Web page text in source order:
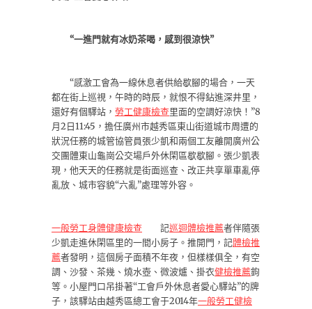
“一進門就有冰奶茶喝，感到很涼快”
“感激工會為一線休息者供給歇腳的場合，一天
都在街上巡視，午時的時辰，就恨不得鉆進深井里，
還好有個驛站， 勞工健康檢查里面的空調好涼快！”8
月2日11:45，擔任廣州市越秀區東山街道城市周遭的
狀況任務的城管協管員張少凱和兩個工友離開廣州公
交團體東山龜崗公交場戶外休閑區歇歇腳。張少凱表
現，他天天的任務就是街面巡查、改正共享單車亂停
亂放、城市容貌“六亂”處理等外容。
一般勞工身體健康檢查 記巡迴體檢推薦者伴隨張
少凱走進休閑區里的一間小房子。推開門，記體檢推
薦者發明，這個房子面積不年夜，但樣樣俱全，有空
調、沙發、茶幾、燒水壺、微波爐、掛衣健檢推薦鉤
等。小屋門口吊掛著“工會戶外休息者愛心驛站”的牌
子，該驛站由越秀區總工會于2014年一般勞工健檢